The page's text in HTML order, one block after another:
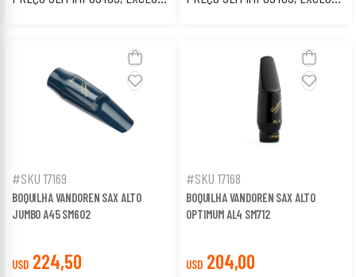
#SKU 17169
BOQUILHA VANDOREN SAX ALTO
JUMBO A45 SM602
USD 224,50
#SKU 17168
BOQUILHA VANDOREN SAX ALTO
OPTIMUM AL4 SM712
USD 204,00